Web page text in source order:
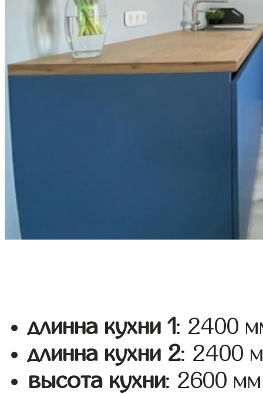
длинна кухни 1: 2400
длинна кухни 2: 2400
высота кухни: 2600 мм